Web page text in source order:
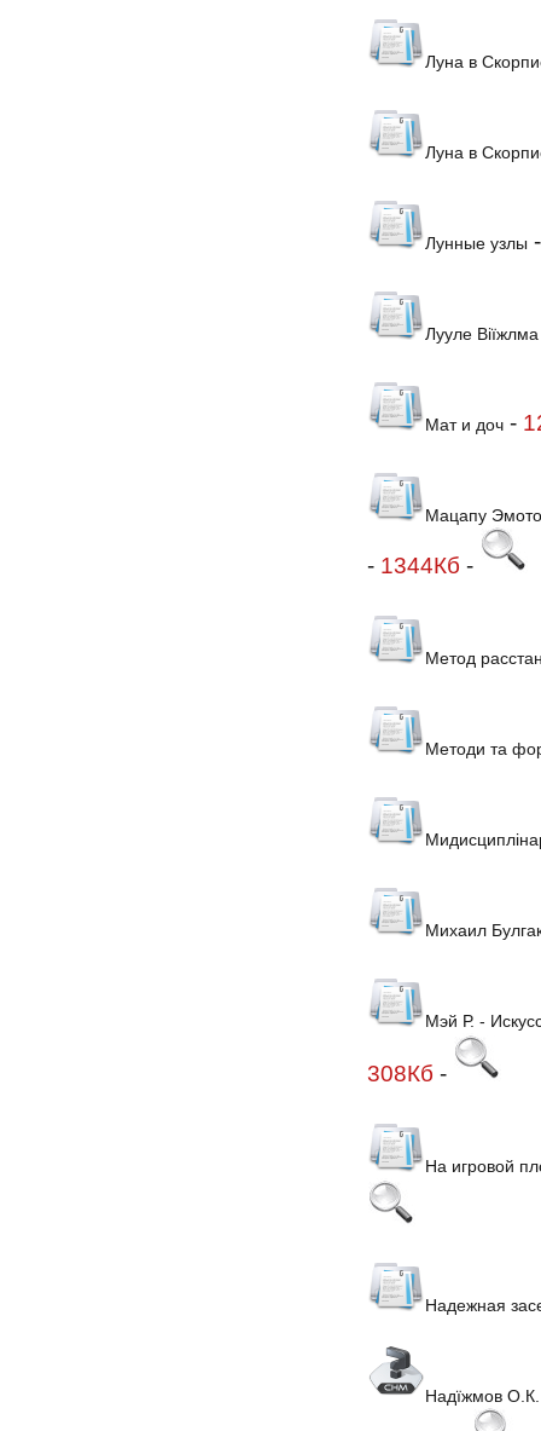
Луна в
Луна в
Лунные узлы
Лууле
Мат и доч-
Мацапу
- 1344Кб -
Метод
Методи та
Михаил
Мэй Р. -
308Кб -
На игровой
Надежная
Надїжмов О.К.